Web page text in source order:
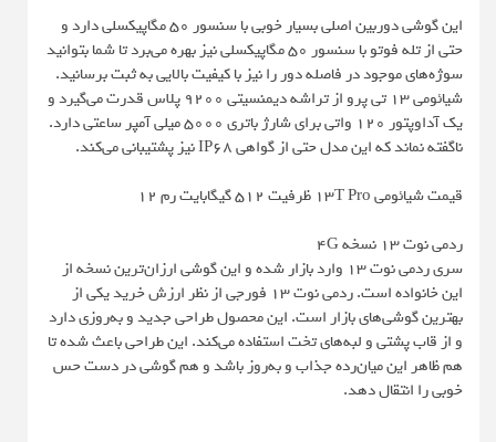
این گوشی دوربین اصلی بسیار خوبی با سنسور 50 مگاپیکسلی دارد و
حتی از تله فوتو با سنسور 50 مگاپیکسلی نیز بهره می‌برد تا شما بتوانید
سوژه‌های موجود در فاصله دور را نیز با کیفیت بالایی به ثبت برسانید.
شیائومی 13 تی پرو از تراشه دیمنسیتی 9200 پلاس قدرت می‌گیرد و
یک آداوپتور 120 واتی برای شارژ باتری 5000 میلی آمپر ساعتی دارد.
ناگفته نماند که این مدل حتی از گواهی IP68 نیز پشتیبانی می‌کند.
قیمت شیائومی 13T Pro ظرفیت 512 گیگابایت رم 12
ردمی نوت 13 نسخه 4G
سری ردمی نوت 13 وارد بازار شده و این گوشی ارزان‌ترین نسخه از
این خانواده است. ردمی نوت 13 فورجی از نظر ارزش خرید یکی از
بهترین گوشی‌های بازار است. این محصول طراحی جدید و به‌روزی دارد
و از قاب پشتی و لبه‌های تخت استفاده می‌کند. این طراحی باعث شده تا
هم ظاهر این میان‌رده جذاب و به‌روز باشد و هم گوشی در دست حس
خوبی را انتقال دهد.